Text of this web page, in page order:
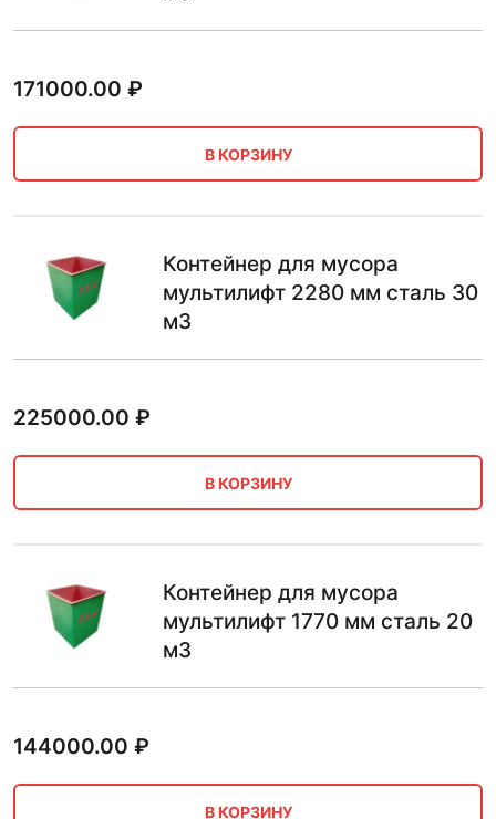
171000.00 ₽
В КОРЗИНУ
Контейнер для мусора
мультилифт 2280 мм сталь 30
м3
225000.00 ₽
В КОРЗИНУ
Контейнер для мусора
мультилифт 1770 мм сталь 20
м3
144000.00 ₽
В КОРЗИНУ